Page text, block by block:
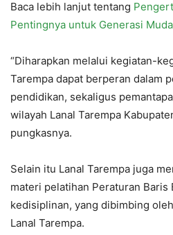
Baca lebih lanjut tentang
Pentingnya untuk Generasi Muda
“Diharapkan melalui kegiatan-
Tarempa dapat berperan dalam
pendidikan, sekaligus
wilayah Lanal Tarempa
pungkasnya.
Selain itu Lanal Tarempa juga
materi pelatihan Peraturan Baris
kedisiplinan, yang dibimbing
Lanal Tarempa.